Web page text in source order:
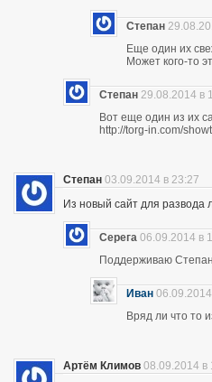
Степан
Еще один их
Может кого-то
Степан 29.08.2014 в
Вот еще один из их
http://torg-in.com/
Степан 03.09.2014 в 23:27
Из новый сайт для развода
Серега 06.09.2014 в
Поддерживаю
Иван
Вряд ли что то
Артём Климов 08.09.2014 в